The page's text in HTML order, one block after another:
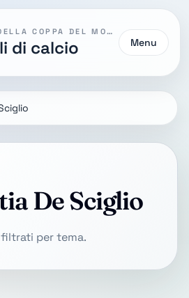
LA STORIA DELLA COPPA DEL MONDO
di calcio Menu
De Sciglio
per tema.